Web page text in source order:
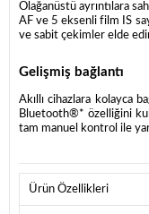
Olağanüstü ayrıntılara
AF ve 5 eksenli film IS
ve sabit çekimler elde
Gelişmiş bağlantı
Akıllı cihazlara kolayca
Bluetooth®* özelliğini
tam manuel kontrol ile
Ürün Özellikleri